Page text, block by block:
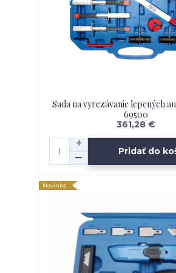
Sada na vyrezávanie lepených
69500
361,28 €
Pridať do
Novinka